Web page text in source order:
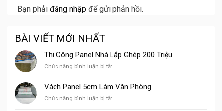
Bạn phải đăng nhập để gửi phản hồi.
BÀI VIẾT MỚI NHẤT
Thi Công Panel Nhà Lắp Ghép 200 Triệu
Chức năng bình luận bị tắtở
Công
Panel
Nhà
Vách Panel 5cm Làm Văn Phòng
Chức năng bình luận bị tắtở